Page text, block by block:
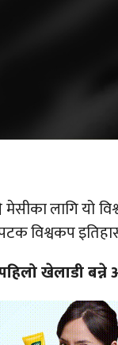
मेसीका लागि
विश्वकप
खेलाडी